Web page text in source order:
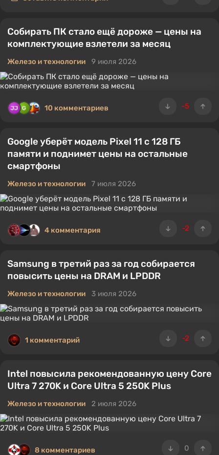
Собирать ПК стало ещё дороже — цены на
комплектующие взлетели за месяц
Железо и технологии 9 июля 2026
-5
10 комментариев
Google уберёт модель Pixel 11 с 128 ГБ
памяти и поднимет цены на остальные
смартфоны
Железо и технологии 7 июля 2026
-2
4 комментария
Samsung в третий раз за год собирается
повысить цены на DRAM и LPDDR
Железо и технологии 3 июля 2026
-2
1 комментарий
Intel повысила рекомендованную цену Core
Ultra 7 270K и Core Ultra 5 250K Plus
Железо и технологии 2 июля 2026
0
8 комментариев